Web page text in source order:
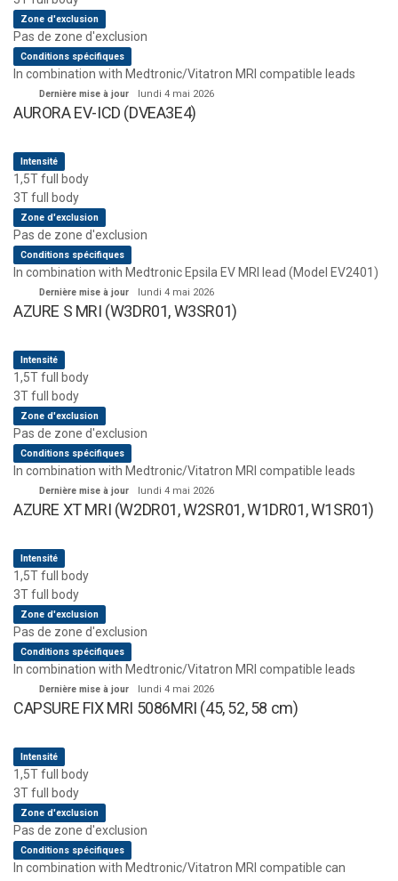
Zone d'exclusion
Pas de zone d'exclusion
Conditions spécifiques
In combination with Medtronic/Vitatron MRI compatible leads
Dernière mise à jour lundi 4 mai 2026
AURORA EV-ICD (DVEA3E4)
Intensité
1,5T full body
3T full body
Zone d'exclusion
Pas de zone d'exclusion
Conditions spécifiques
In combination with Medtronic Epsila EV MRI lead (Model EV2401)
Dernière mise à jour lundi 4 mai 2026
AZURE S MRI (W3DR01, W3SR01)
Intensité
1,5T full body
3T full body
Zone d'exclusion
Pas de zone d'exclusion
Conditions spécifiques
In combination with Medtronic/Vitatron MRI compatible leads
Dernière mise à jour lundi 4 mai 2026
AZURE XT MRI (W2DR01, W2SR01, W1DR01, W1SR01)
Intensité
1,5T full body
3T full body
Zone d'exclusion
Pas de zone d'exclusion
Conditions spécifiques
In combination with Medtronic/Vitatron MRI compatible leads
Dernière mise à jour lundi 4 mai 2026
CAPSURE FIX MRI 5086MRI (45, 52, 58 cm)
Intensité
1,5T full body
3T full body
Zone d'exclusion
Pas de zone d'exclusion
Conditions spécifiques
In combination with Medtronic/Vitatron MRI compatible can